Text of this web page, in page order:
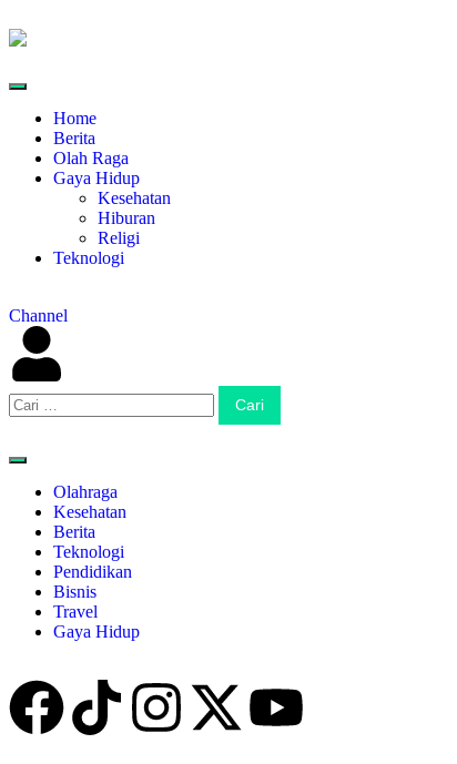
Home
Berita
Olah Raga
Gaya Hidup
Kesehatan
Hiburan
Religi
Teknologi
Channel
Olahraga
Kesehatan
Berita
Teknologi
Pendidikan
Bisnis
Travel
Gaya Hidup